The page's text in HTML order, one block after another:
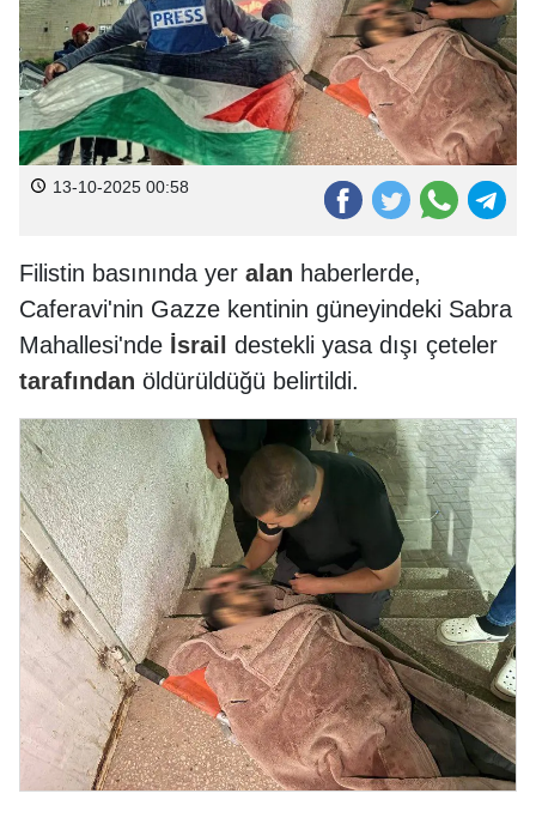
13-10-2025 00:58
Filistin basınında yer alan haberlerde,
Caferavi'nin Gazze kentinin güneyindeki Sabra
Mahallesi'nde İsrail destekli yasa dışı çeteler
tarafından öldürüldüğü belirtildi.